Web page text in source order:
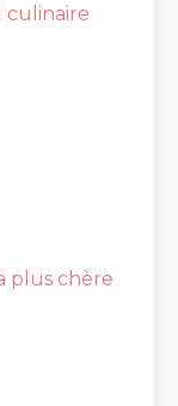
culinaire
plus chère